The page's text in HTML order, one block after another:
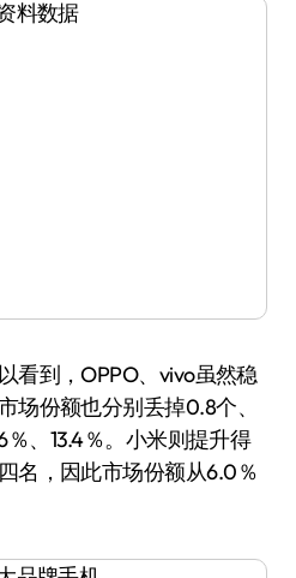
到，OPPO、vivo虽然稳
场份额也分别丢掉0.8个、
％、13.4％。小米则提升得
名，因此市场份额从6.0％